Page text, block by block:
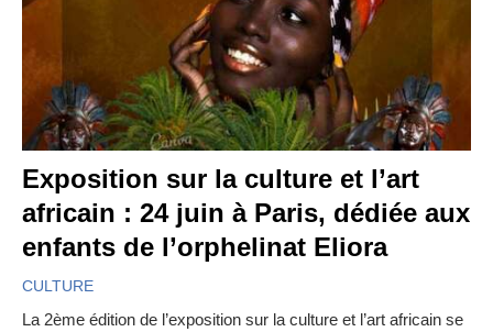
Exposition sur la culture et l’art
africain : 24 juin à Paris, dédiée aux
enfants de l’orphelinat Eliora
CULTURE
La 2ème édition de l’exposition sur la culture et l’art africain se